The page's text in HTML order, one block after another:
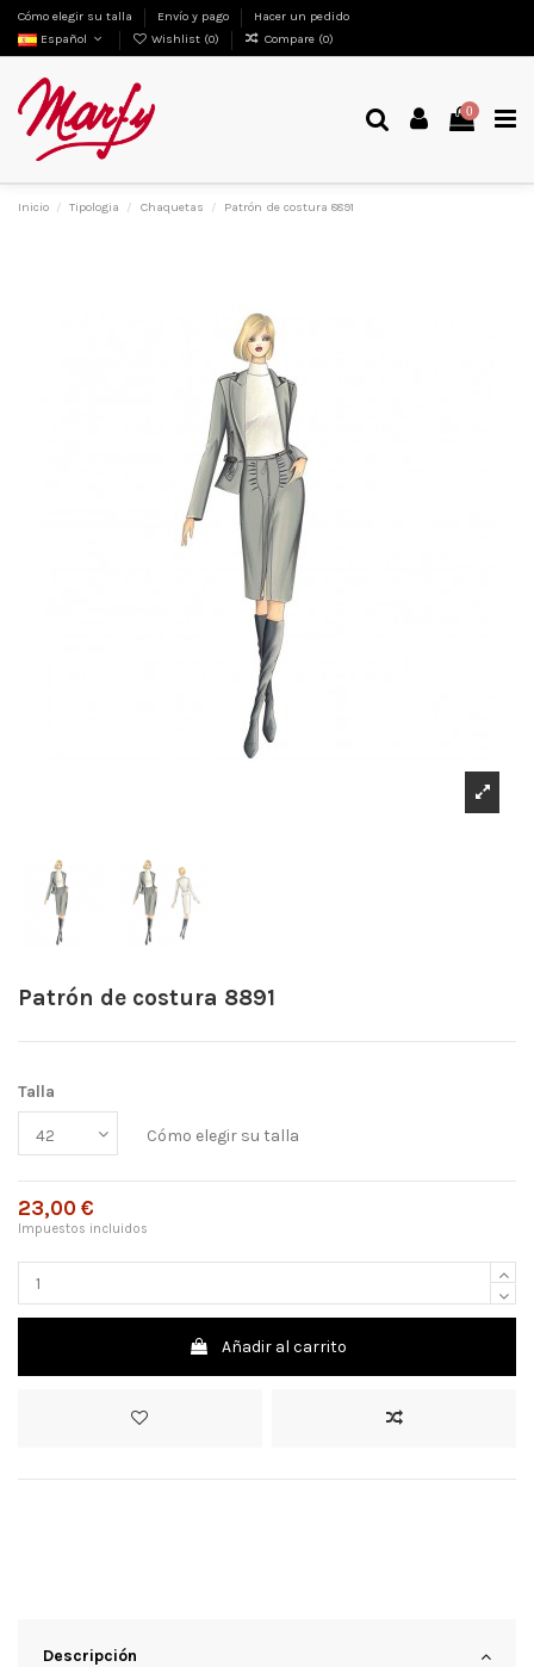
Cómo elegir su talla Envío y pago
Hacer un pedido
Español
Wishlist (0) Compare (0)
0
Inicio Tipologia Chaquetas Patrón de costura 8891
Patrón de costura 8891
Talla
Cómo elegir su talla
23,00 €
Impuestos incluidos
Añadir al carrito
Descripción